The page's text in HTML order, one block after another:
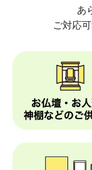
あ
ご対応